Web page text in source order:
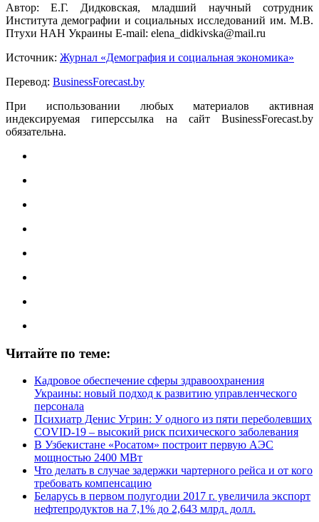
Автор: Е.Г. Дидковская, младший научный сотрудник
Института демографии и социальных исследований им. М.В.
Птухи НАН Украины E-mail: elena_didkivska@mail.ru
Источник: Журнал «Демография и социальная экономика»
Перевод: BusinessForecast.by
При использовании любых материалов активная
индексируемая гиперссылка на сайт BusinessForecast.by
обязательна.
Читайте по теме:
Кадровое обеспечение сферы здравоохранения
Украины: новый подход к развитию управленческого
персонала
Психиатр Денис Угрин: У одного из пяти переболевших
COVID-19 – высокий риск психического заболевания
В Узбекистане «Росатом» построит первую АЭС
мощностью 2400 МВт
Что делать в случае задержки чартерного рейса и от кого
требовать компенсацию
Беларусь в первом полугодии 2017 г. увеличила экспорт
нефтепродуктов на 7,1% до 2,643 млрд. долл.